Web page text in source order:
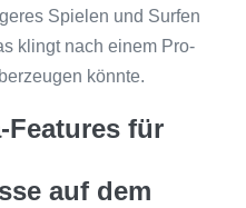
Spielen und Surfen
klingt nach einem Pro-
könnte.
Features für
auf dem